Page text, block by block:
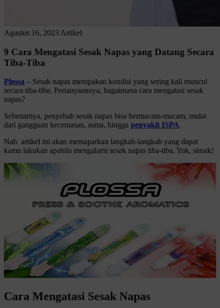
Agustus 16, 2023 Artikel
9 Cara Mengatasi Sesak Napas yang Datang Secara
Tiba-Tiba
Plossa – Sesak napas merupakan kondisi yang sering kali muncul
secara tiba-tiba. Pertanyaannya, bagaimana cara mengatasi sesak
napas?
Sebenarnya, penyebab sesak napas bisa bermacam-macam, mulai
dari gangguan kecemasan, asma, hingga penyakit ISPA.
Nah artikel ini akan memaparkan langkah-langkah yang dapat
kamu lakukan apabila mengalami sesak napas tiba-tiba. Yuk, simak!
Cara Mengatasi Sesak Napas